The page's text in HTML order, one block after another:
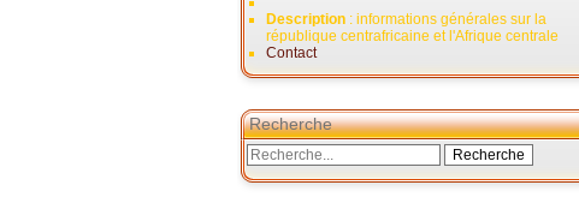
Description : informations générales sur la
république centrafricaine et l'Afrique centrale
Contact
Recherche